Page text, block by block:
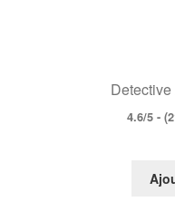
4.6/5 -